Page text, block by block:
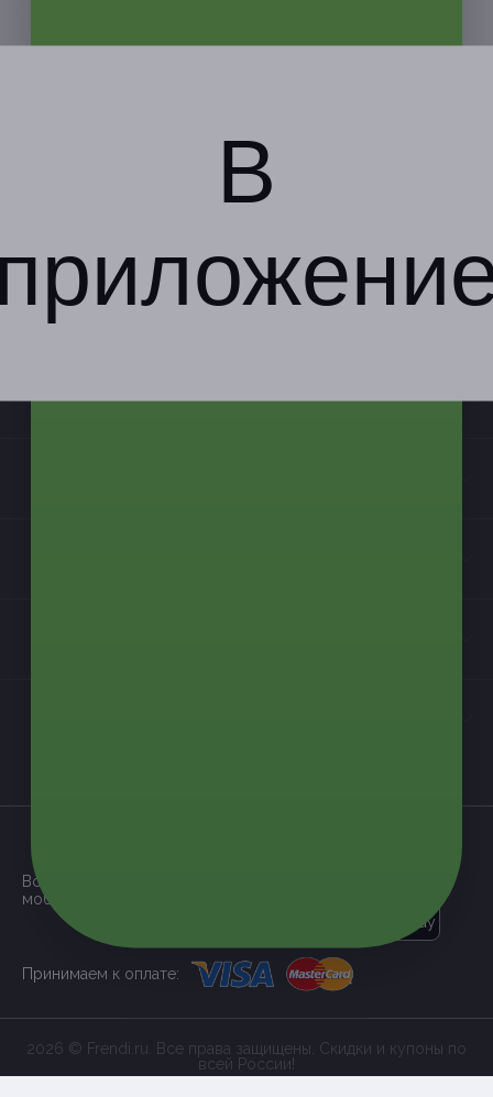
Компания
Все наши купоны доступны через
мобильное приложение:
Google Play
Принимаем к оплате:
2026 © Frendi.ru. Все права защищены. Скидки и купоны по
всей России!
В